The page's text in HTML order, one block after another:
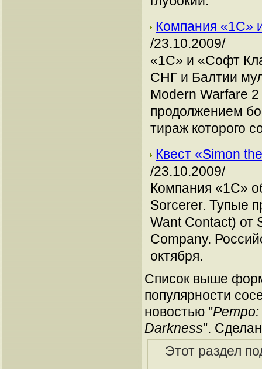
Компания «1С»
/23.10.2009/
«1С» и «Софт
СНГ и Балтии
Modern Warfare
продолжением
тираж которого
Квест «Simon
/23.10.2009/
Компания «1С»
Sorcerer. Тупые
Want Contact) от
Company.
октября.
Список выше
популярности
новостью "Ретро:
Darkness".
Этот раздел